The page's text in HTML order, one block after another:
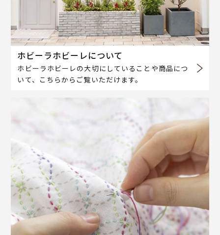
ホビーラホビーレについて
ホビーラホビーレの大切にしていることや商品につ
いて、こちらからご覧いただけます。